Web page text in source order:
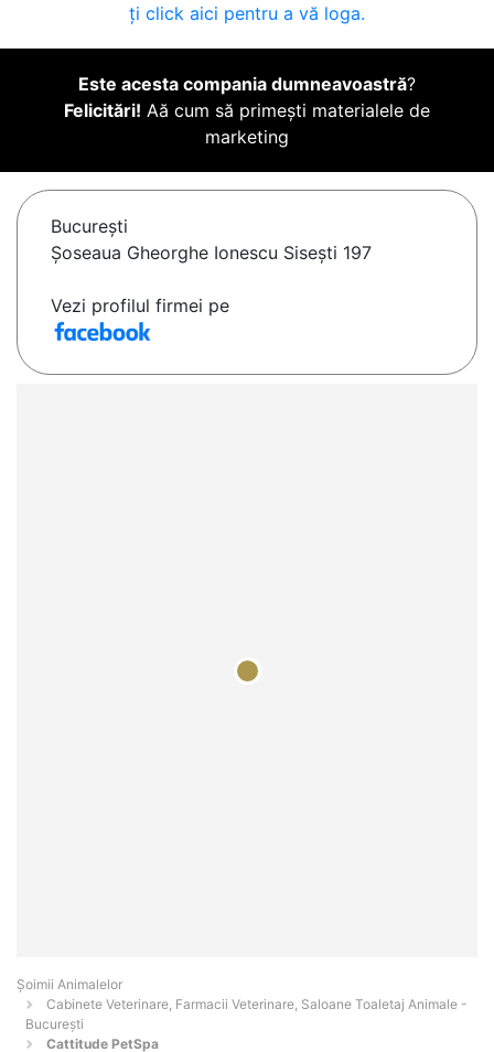
ți click aici pentru a vă loga.
Este acesta compania dumneavoastră?
Felicitări! Aă cum să primești materialele de
marketing
Bucureşti
Șoseaua Gheorghe Ionescu Sisești 197
Vezi profilul firmei pe
Şoimii Animalelor
Cabinete Veterinare, Farmacii Veterinare, Saloane Toaletaj Animale -
Bucureşti
Cattitude PetSpa